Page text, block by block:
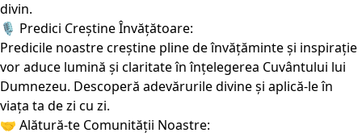
divin.
🎙️ Predici Creștine Învățătoare:
Predicile noastre creștine pline de învățăminte și inspirație
vor aduce lumină și claritate în înțelegerea Cuvântului lui
Dumnezeu. Descoperă adevărurile divine și aplică-le în
viața ta de zi cu zi.
🤝 Alătură-te Comunității Noastre: